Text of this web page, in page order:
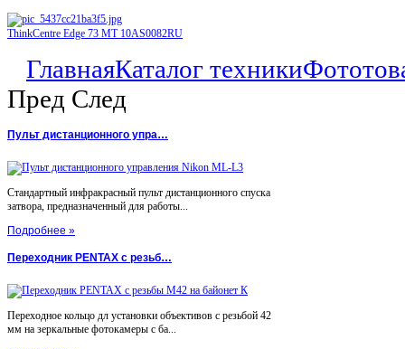
ThinkCentre Edge 73 MT 10AS0082RU
ГлавнаяКаталог техники
Пред След
Пульт дистанционного упра…
Стандартный инфракрасный пульт дистанционного спуска
затвора, предназначенный для работы...
Подробнее »
Переходник PENTAX с резьб…
Переходное кольцо дл установки объективов с резьбой 42
мм на зеркальные фотокамеры с ба...